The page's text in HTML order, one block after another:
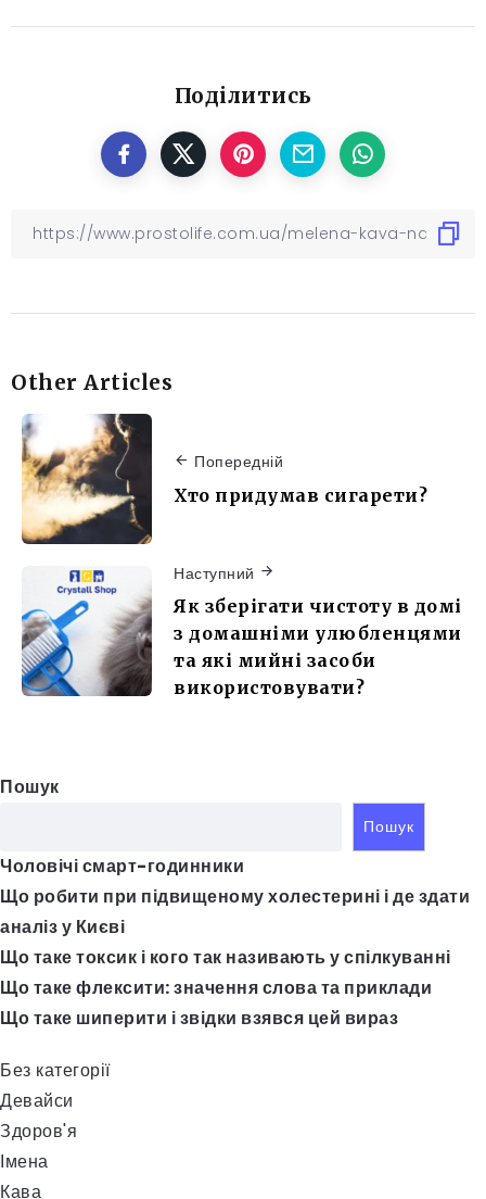
Поділитись
Other Articles
Попередній
Хто придумав сигарети?
Наступний
Як зберігати чистоту в домі
з домашніми улюбленцями
та які мийні засоби
використовувати?
Пошук
Пошук
Чоловічі смарт-годинники
Що робити при підвищеному холестерині і де здати
аналіз у Києві
Що таке токсик і кого так називають у спілкуванні
Що таке флексити: значення слова та приклади
Що таке шиперити і звідки взявся цей вираз
Без категорії
Девайси
Здоров'я
Імена
Кава